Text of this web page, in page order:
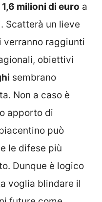
1,6 milioni di euro a
Scatterà un lieve
verranno raggiunti
obiettivi
sembrano
Non a caso è
apporto di
può
le difese più
Dunque è logico
voglia blindare il